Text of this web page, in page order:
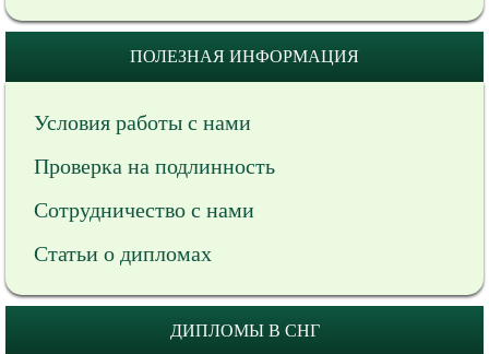
ПОЛЕЗНАЯ ИНФОРМАЦИЯ
Условия работы с нами
Проверка на подлинность
Сотрудничество с нами
Статьи о дипломах
ДИПЛОМЫ В СНГ